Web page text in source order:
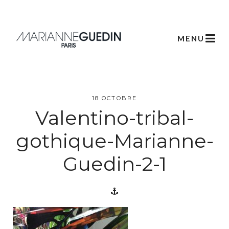
MENU
L’atelier
Créations
Scénographie
Végétale
18 OCTOBRE
Valentino-tribal-
gothique-Marianne-
Guedin-2-1